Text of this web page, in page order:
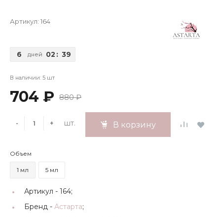
Артикул: 164
6 дней 02 : 39
В наличии: 5 шт
704 ₽ 880 ₽
- + шт. В корзину
Объем
1 мл 5 мл
Артикул - 164;
Бренд - Астарта;